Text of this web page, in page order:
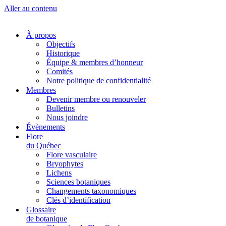
Aller au contenu
À propos
Objectifs
Historique
Équipe & membres d’honneur
Comités
Notre politique de confidentialité
Membres
Devenir membre ou renouveler
Bulletins
Nous joindre
Évènements
Flore
du Québec
Flore vasculaire
Bryophytes
Lichens
Sciences botaniques
Changements taxonomiques
Clés d’identification
Glossaire
de botanique